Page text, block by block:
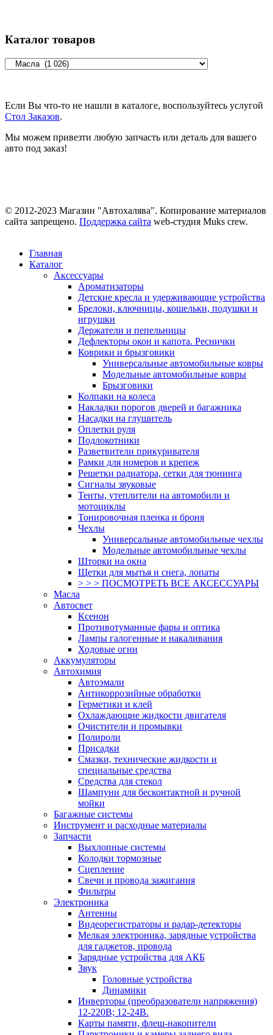
Каталог товаров
Если Вы что-то не нашли в каталоге, воспользуйтесь услугой
Стол Заказов.
Мы можем привезти любую запчасть или деталь для вашего
авто под заказ!
© 2012-2023 Магазин "Автохалява". Копирование материалов
сайта запрещено. Поддержка сайта web-студия Muks crew.
Главная
Каталог
Аксессуары
Ароматизаторы
Детские кресла и удерживающие устройства
Брелоки, ключницы, кошельки, подушки и
игрушки
Держатели и пепельницы
Дефлекторы окон и капота. Реснички
Коврики и брызговики
Универсальные автомобильные ковры
Модельные автомобильные ковры
Брызговики
Колпаки на колеса
Накладки порогов дверей и багажника
Насадки на глушитель
Оплетки руля
Подлокотники
Разветвители прикуривателя
Рамки для номеров и крепеж
Решетки радиатора, сетки для тюнинга
Сигналы звуковые
Тенты, утеплители на автомобили и
мотоциклы
Тонировочная пленка и броня
Чехлы
Универсальные автомобильные чехлы
Модельные автомобильные чехлы
Шторки на окна
Щетки для мытья и снега, лопаты
> > > ПОСМОТРЕТЬ ВСЕ АКСЕССУАРЫ
Масла
Автосвет
Ксенон
Противотуманные фары и оптика
Лампы галогенные и накаливания
Ходовые огни
Аккумуляторы
Автохимия
Автоэмали
Антикоррозийные обработки
Герметики и клей
Охлаждающие жидкости двигателя
Очистители и промывки
Полироли
Присадки
Смазки, технические жидкости и
специальные средства
Средства для стекол
Шампуни для бесконтактной и ручной
мойки
Багажные системы
Инструмент и расходные материалы
Запчасти
Выхлопные системы
Колодки тормозные
Сцепление
Свечи и провода зажигания
Фильтры
Электроника
Антенны
Видеорегистраторы и радар-детекторы
Мелкая электроника, зарядные устройства
для гаджетов, провода
Зарядные устройства для АКБ
Звук
Головные устройства
Динамики
Инверторы (преобразователи напряжения)
12-220В; 12-24В.
Карты памяти, флеш-накопители